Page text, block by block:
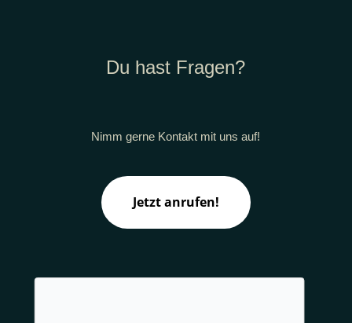
Du hast Fragen?
Nimm gerne Kontakt mit uns auf!
Jetzt anrufen!